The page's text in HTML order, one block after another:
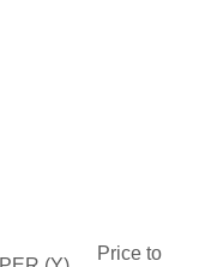
Price to